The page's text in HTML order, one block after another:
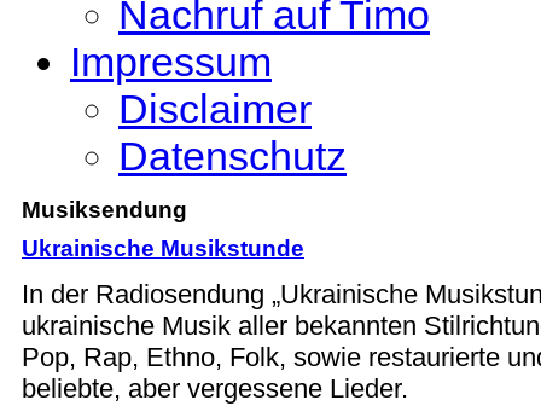
Nachruf auf Timo
Impressum
Disclaimer
Datenschutz
Musiksendung
Ukrainische Musikstunde
In der Radiosendung „Ukrainische
ukrainische Musik aller bekannten
Pop, Rap, Ethno, Folk, sowie restaurierte
beliebte, aber vergessene Lieder.